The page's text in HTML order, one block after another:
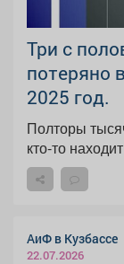
Три с
потеряно
2025 год.
Полторы
кто-то
АиФ в Кузбассе
22.07.2026